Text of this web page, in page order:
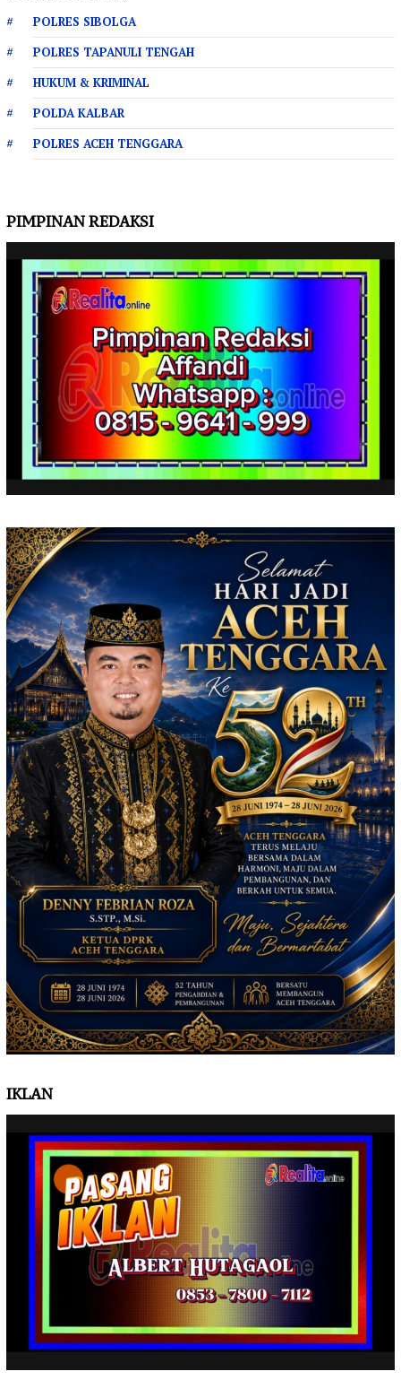
POLRES SIBOLGA
POLRES TAPANULI TENGAH
HUKUM & KRIMINAL
POLDA KALBAR
POLRES ACEH TENGGARA
PIMPINAN REDAKSI
IKLAN